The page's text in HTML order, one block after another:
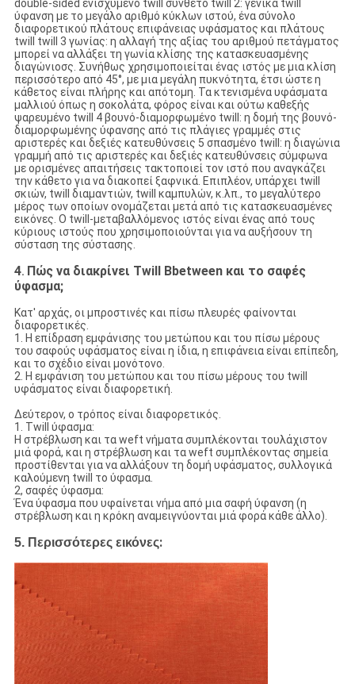
double-sided ενισχυμένο twill σύνθετο twill 2: γενικά twill
ύφανση με το μεγάλο αριθμό κύκλων ιστού, ένα σύνολο
διαφορετικού πλάτους επιφάνειας υφάσματος και πλάτους
twill twill 3 γωνίας: η αλλαγή της αξίας του αριθμού πετάγματος
μπορεί να αλλάξει τη γωνία κλίσης της κατασκευασμένης
διαγώνιοσς. Συνήθως χρησιμοποιείται ένας ιστός με μια κλίση
περισσότερο από 45°, με μια μεγάλη πυκνότητα, έτσι ώστε η
κάθετος είναι πλήρης και απότομη. Τα κτενισμένα υφάσματα
μαλλιού όπως η σοκολάτα, φόρος είναι και ούτω καθεξής
ψαρευμένο twill 4 βουνό-διαμορφωμένο twill: η δομή της βουνό-
διαμορφωμένης ύφανσης από τις πλάγιες γραμμές στις
αριστερές και δεξιές κατευθύνσεις 5 σπασμένο twill: η διαγώνια
γραμμή από τις αριστερές και δεξιές κατευθύνσεις σύμφωνα
με ορισμένες απαιτήσεις τακτοποιεί τον ιστό που αναγκάζει
την κάθετο για να διακοπεί ξαφνικά. Επιπλέον, υπάρχει twill
σκιών, twill διαμαντιών, twill καμπυλών, κ.λπ., το μεγαλύτερο
μέρος των οποίων ονομάζεται μετά από τις κατασκευασμένες
εικόνες. Ο twill-μεταβαλλόμενος ιστός είναι ένας από τους
κύριους ιστούς που χρησιμοποιούνται για να αυξήσουν τη
σύσταση της σύστασης.
4. Πώς να διακρίνει Twill Bbetween και το σαφές
ύφασμα;
Κατ' αρχάς, οι μπροστινές και πίσω πλευρές φαίνονται
διαφορετικές.
1. Η επίδραση εμφάνισης του μετώπου και του πίσω μέρους
του σαφούς υφάσματος είναι η ίδια, η επιφάνεια είναι επίπεδη,
και το σχέδιο είναι μονότονο.
2. Η εμφάνιση του μετώπου και του πίσω μέρους του twill
υφάσματος είναι διαφορετική.
Δεύτερον, ο τρόπος είναι διαφορετικός.
1. Twill ύφασμα:
Η στρέβλωση και τα weft νήματα συμπλέκονται τουλάχιστον
μιά φορά, και η στρέβλωση και τα weft συμπλέκοντας σημεία
προστίθενται για να αλλάξουν τη δομή υφάσματος, συλλογικά
καλούμενη twill το ύφασμα.
2, σαφές ύφασμα:
Ένα ύφασμα που υφαίνεται νήμα από μια σαφή ύφανση (η
στρέβλωση και η κρόκη αναμειγνύονται μιά φορά κάθε άλλο).
5. Περισσότερες εικόνες: